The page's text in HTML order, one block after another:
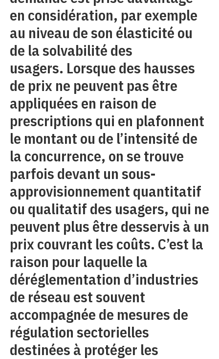
en considération, par exemple
au niveau de son élasticité ou
de la solvabilité des
usagers. Lorsque des hausses
de prix ne peuvent pas être
appliquées en raison de
prescriptions qui en plafonnent
le montant ou de l’intensité de
la concurrence, on se trouve
parfois devant un sous-
approvisionnement quantitatif
ou qualitatif des usagers, qui ne
peuvent plus être desservis à un
prix couvrant les coûts. C’est la
raison pour laquelle la
déréglementation d’industries
de réseau est souvent
accompagnée de mesures de
régulation sectorielles
destinées à protéger les